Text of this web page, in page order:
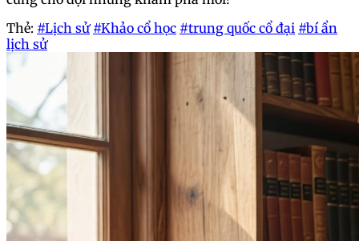
Thẻ: #Lịch sử #Khảo cổ học #trung quốc cổ đại #bí ẩn
lịch sử